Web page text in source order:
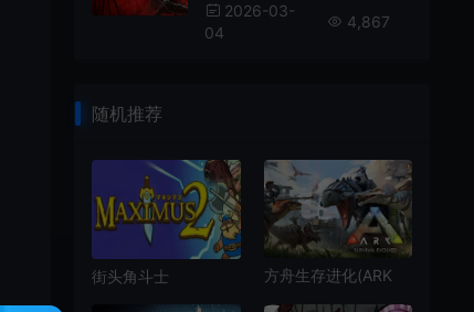
2026-03-
04
4,867
随机推荐
街头角斗士
方舟生存进化(ARK